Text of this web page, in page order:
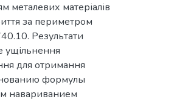
металевих матеріалів
за периметром
Результати
ущільнення
для отримання
формулы
навариванием